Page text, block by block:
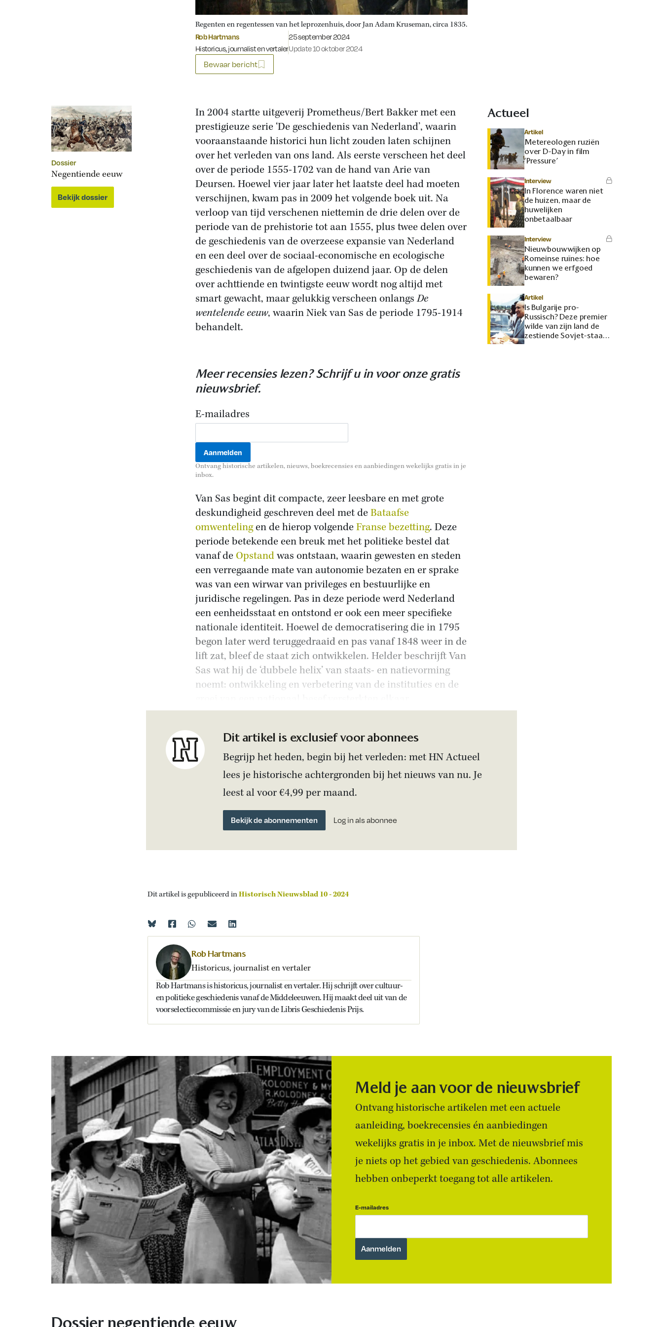
Regenten en regentessen van het leprozenhuis, door Jan Adam Kruseman, circa 1835.
Rob Hartmans
Historicus, journalist en vertaler
Gepubliceerd op:
25 september 2024
Update 10 oktober 2024
Bewaar bericht
Dossier
Negentiende eeuw
Bekijk dossier
In 2004 startte uitgeverij Prometheus/Bert Bakker met een
prestigieuze serie ‘De geschiedenis van Nederland’, waarin
vooraanstaande historici hun licht zouden laten schijnen
over het verleden van ons land. Als eerste verscheen het deel
over de periode 1555-1702 van de hand van Arie van
Deursen. Hoewel vier jaar later het laatste deel had moeten
verschijnen, kwam pas in 2009 het volgende boek uit. Na
verloop van tijd verschenen niettemin de drie delen over de
periode van de prehistorie tot aan 1555, plus twee delen over
de geschiedenis van de overzeese expansie van Nederland
en een deel over de sociaal-economische en ecologische
geschiedenis van de afgelopen duizend jaar. Op de delen
over achttiende en twintigste eeuw wordt nog altijd met
smart gewacht, maar gelukkig verscheen onlangsDe
wentelende eeuw, waarin Niek van Sas de periode 1795-1914
behandelt.
Meer recensies lezen? Schrijf u in voor onze gratis
nieuwsbrief.
E-mailadres
Ontvang historische artikelen, nieuws, boekrecensies en aanbiedingen wekelijks gratis in je
inbox.
Van Sas begint dit compacte, zeer leesbare en met grote
deskundigheid geschreven deel met deBataafse
omwentelingen de hierop volgendeFranse bezetting. Deze
periode betekende een breuk met het politieke bestel dat
vanaf de Opstandwas ontstaan, waarin gewesten en steden
een verregaande mate van autonomie bezaten en er sprake
was van een wirwar van privileges en bestuurlijke en
juridische regelingen. Pas in deze periode werd Nederland
een eenheidsstaat en ontstond er ook een meer specifieke
nationale identiteit. Hoewel de democratisering die in 1795
begon later werd teruggedraaid en pas vanaf 1848 weer in de
lift zat, bleef de staat zich ontwikkelen. Helder beschrijft Van
Sas wat hij de ‘dubbele helix’ van staats- en natievorming
noemt: ontwikkeling en verbetering van de instituties en de
Dit artikel is exclusief voor abonnees
Begrijp het heden, begin bij het verleden: met HN Actueel
lees je historische achtergronden bij het nieuws van nu. Je
leest al voor €4,99 per maand.
Bekijk de abonnementen Log in als abonnee
Actueel
Artikel
Metereologen ruziën
over D-Day in film
‘Pressure’
Interview
In Florence waren niet
de huizen, maar de
huwelijken
onbetaalbaar
Interview
Nieuwbouwwijken op
Romeinse ruïnes: hoe
kunnen we erfgoed
bewaren?
Artikel
Is Bulgarije pro-
Russisch? Deze premier
wilde van zijn land de
zestiende Sovjet-staat
maken
Dit artikel is gepubliceerd inHistorisch Nieuwsblad 10 - 2024
Rob Hartmans
Historicus, journalist en vertaler
Rob Hartmans is historicus, journalist en vertaler. Hij schrijft over cultuur-
en politieke geschiedenis vanaf de Middeleeuwen. Hij maakt deel uit van de
voorselectiecommissie en jury van de Libris Geschiedenis Prijs.
Meld je aan voor de nieuwsbrief
Ontvang historische artikelen met een actuele
aanleiding, boekrecensies én aanbiedingen
wekelijks gratis in je inbox. Met de nieuwsbrief mis
je niets op het gebied van geschiedenis. Abonnees
hebben onbeperkt toegang tot alle artikelen.
E-mailadres
Dossier negentiende eeuw